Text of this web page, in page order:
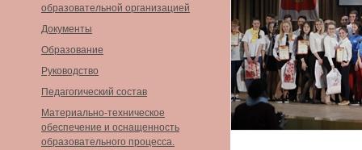
образовательной организацией
Документы
Образование
Руководство
Педагогический состав
Материально-техническое
обеспечение и оснащенность
образовательного процесса.